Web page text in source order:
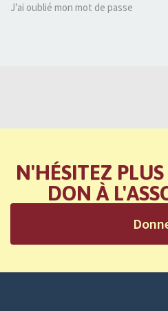
J’ai oublié mon mot de passe
N'HÉSITEZ
DON À